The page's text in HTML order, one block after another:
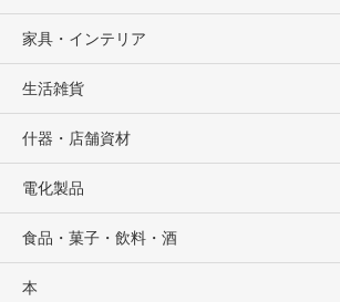
家具・インテリア
生活雑貨
什器・店舗資材
電化製品
食品・菓子・飲料・酒
本